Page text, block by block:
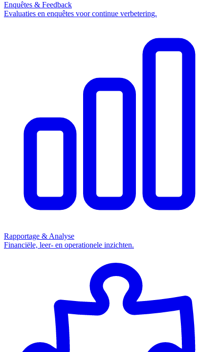
Enquêtes & Feedback
Evaluaties en enquêtes voor continue verbetering.
Rapportage & Analyse
Financiële, leer- en operationele inzichten.